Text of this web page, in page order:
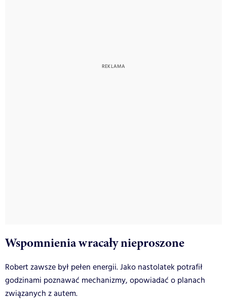
Wspomnienia wracały nieproszone
Robert zawsze był pełen energii. Jako nastolatek potrafił
godzinami poznawać mechanizmy, opowiadać o planach
związanych z autem.